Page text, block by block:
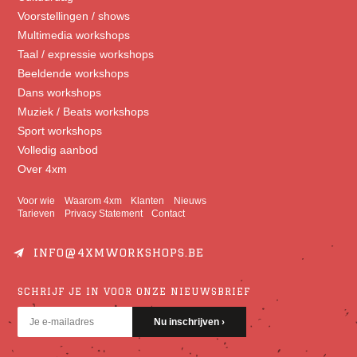
Voorstellingen / shows
Multimedia workshops
Taal / expressie workshops
Beeldende workshops
Dans workshops
Muziek / Beats workshops
Sport workshops
Volledig aanbod
Over 4xm
Voor wie Waarom 4xm Klanten
Nieuws
Tarieven
Privacy Statement Contact
INFO@4XMWORKSHOPS.BE
SCHRIJF JE IN VOOR ONZE NIEUWSBRIEF